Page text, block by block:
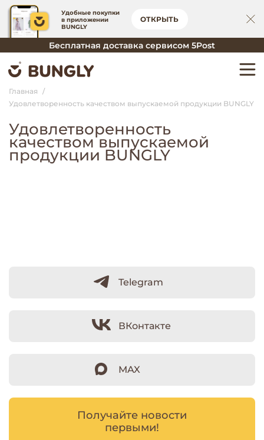
Удобные покупки
в приложении
BUNGLY
ОТКРЫТЬ
Бесплатная доставка сервисом 5Post
Главная
Удовлетворенность качеством выпускаемой продукции BUNGLY
Удовлетворенность
качеством выпускаемой
продукции BUNGLY
Telegram
ВКонтакте
MAX
Получайте новости
первыми!